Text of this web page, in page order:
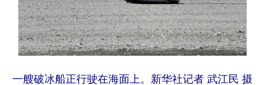
一艘破冰船正行驶在海面上。新华社记者 武江民 摄